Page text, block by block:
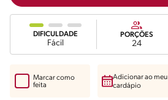
DIFICULDADE
Fácil
PORÇÕES
24
Marcar como
feita
Adicionar ao meu
cardápio